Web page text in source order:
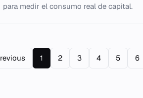
para medir el consumo real de capital.
1 2 3 4 5 6